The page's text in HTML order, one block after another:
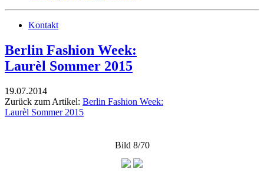
Kontakt
Berlin Fashion Week:
Laurèl Sommer 2015
19.07.2014
Zurück zum Artikel: Berlin Fashion Week:
Laurèl Sommer 2015
Bild 8/70